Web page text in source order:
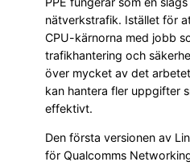
nätverkstrafik. Istället för
CPU-kärnorna med jobb
trafikhantering och
över mycket av det
kan hantera fler uppgifter
effektivt.
Den första versionen av
för Qualcomms